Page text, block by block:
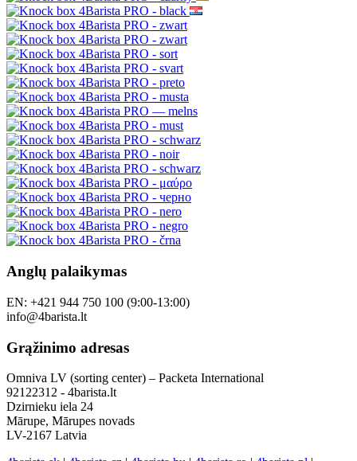
Anglų palaikymas
EN: +421 944 750 100 (9:00-13:00)
info@4barista.lt
Grąžinimo adresas
Omniva LV (sorting center) – Packeta International
92122312 - 4barista.lt
Dzirnieku iela 24
Mārupe, Mārupes novads
LV-2167 Latvia